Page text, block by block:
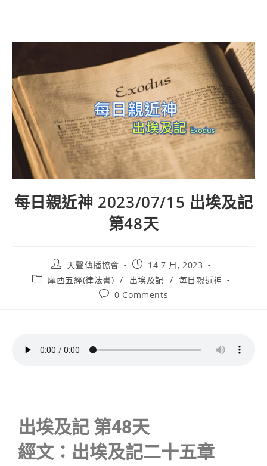
每日親近神 2023/07/15 出埃及記
第48天
天聲傳播協會
14 7 月, 2023
摩西五經(律法書) / 出埃及記 / 每日親近神
0 Comments
出埃及記 第48天
經文：出埃及記二十五章